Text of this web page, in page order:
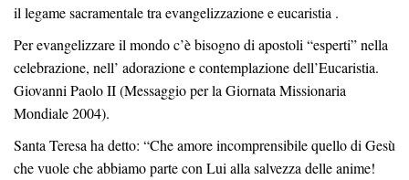
il legame sacramentale tra evangelizzazione e eucaristia .
Per evangelizzare il mondo c’è bisogno di apostoli “esperti” nella
celebrazione, nell’ adorazione e contemplazione dell’Eucaristia.
Giovanni Paolo II (Messaggio per la Giornata Missionaria
Mondiale 2004).
Santa Teresa ha detto: “Che amore incomprensibile quello di Gesù
che vuole che abbiamo parte con Lui alla salvezza delle anime!